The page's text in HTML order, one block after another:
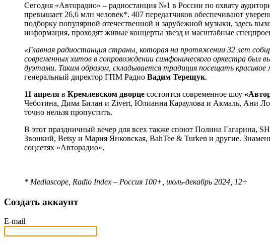
Сегодня «Авторадио» – радиостанция №1 в России по охвату
превышает 26,6 млн человек*. 407 передатчиков обеспечивают
подборку популярной отечественной и зарубежной музыки, здесь
информация, проходят живые концерты звезд и масштабные
«Главная радиостанция страны, которая на протяжении 32 лет
современных хитов в сопровождении симфонического оркестра был
дуэтами. Таким образом, складывается традиция посещать
генеральный директор ГПМ Радио Вадим Терещук.
11 апреля в Кремлевском дворце состоится современное шоу
Чеботина, Дима Билан и Zivert, Юлианна Караулова и Акмаль, Ани
точно нельзя пропустить.
В этот праздничный вечер для всех также споют Полина Гагарина,
Звонкий, Betsy и Мария Янковская, BahTee & Turken и другие.
соцсетях «Авторадио».
* Mediascope, Radio Index – Россия 100+, июль-декабрь 2024, 12+
Создать аккаунт
E-mail